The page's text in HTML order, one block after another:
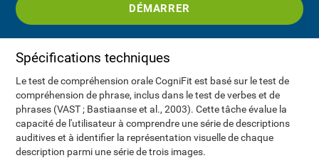
DÉMARRER
Spécifications techniques
Le test de compréhension orale CogniFit est basé sur le test de
compréhension de phrase, inclus dans le test de verbes et de
phrases (VAST ; Bastiaanse et al., 2003). Cette tâche évalue la
capacité de l'utilisateur à comprendre une série de descriptions
auditives et à identifier la représentation visuelle de chaque
description parmi une série de trois images.